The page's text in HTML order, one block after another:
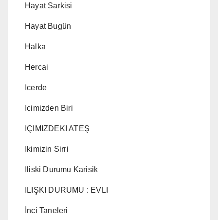
Hayat Sarkisi
Hayat Bugün
Halka
Hercai
Icerde
Icimizden Biri
IÇIMIZDEKI ATEŞ
Ikimizin Sirri
Iliski Durumu Karisik
ILIŞKI DURUMU : EVLI
İnci Taneleri